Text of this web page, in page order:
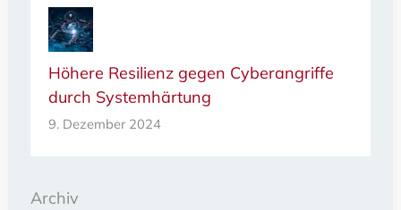
Höhere Resilienz gegen Cyberangriffe
durch Systemhärtung
9. Dezember 2024
Archiv